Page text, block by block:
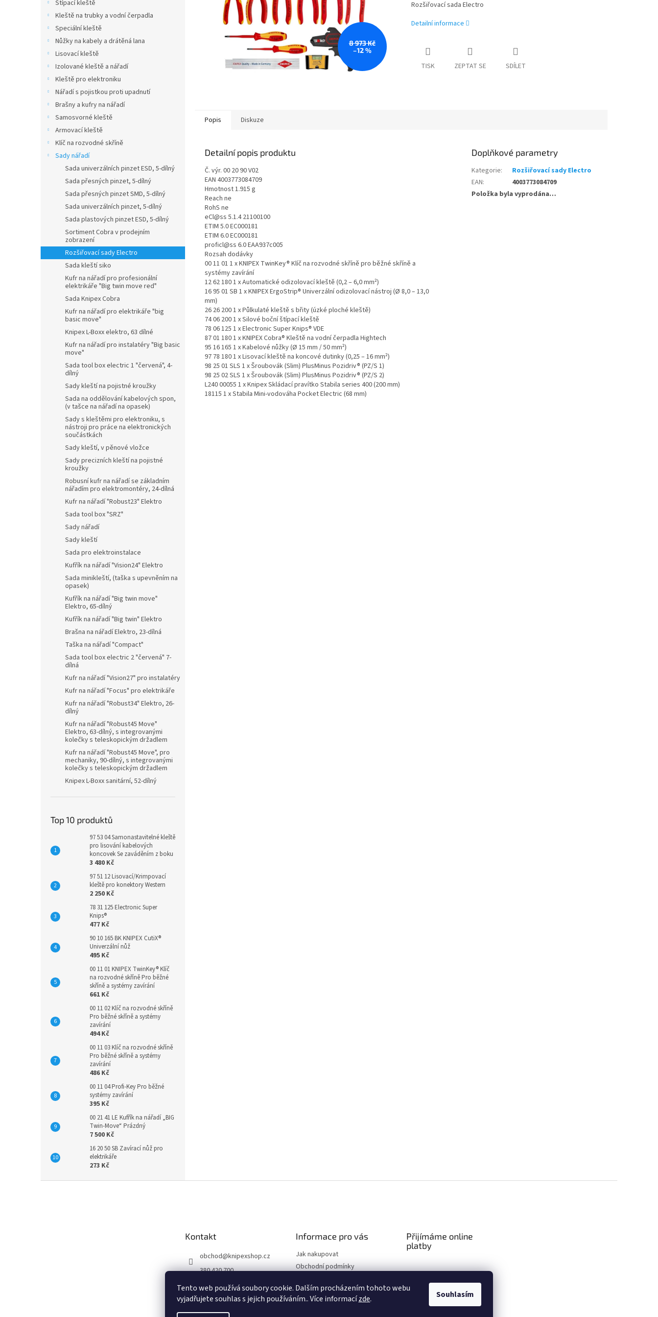
Tento web používá soubory cookie. Dalším procházením tohoto webu
vyjadřujete souhlas s jejich používáním.. Více informacízde. Souhlasím
Štípací kleště
Kleště na trubky a vodní čerpadla
Speciální kleště
Nůžky na kabely a drátěná lana
Lisovací kleště
Izolované kleště a nářadí
Kleště pro elektroniku
Nářadí s pojistkou proti upadnutí
Brašny a kufry na nářadí
Samosvorné kleště
Armovací kleště
Klíč na rozvodné skříně
Sady nářadí
Sada univerzálních pinzet ESD, 5-dílný
Sada přesných pinzet, 5-dílný
Sada přesných pinzet SMD, 5-dílný
Sada univerzálních pinzet, 5-dílný
Sada plastových pinzet ESD, 5-dílný
Sortiment Cobra v prodejním
zobrazení
Rozšiřovací sady Electro
Sada kleští siko
Kufr na nářadí pro profesionální
elektrikáře "Big twin move red"
Sada Knipex Cobra
Kufr na nářadí pro elektrikáře "big
basic move"
Knipex L-Boxx elektro, 63 dílné
Kufr na nářadí pro instalatéry "Big basic
move"
Sada tool box electric 1 "červená", 4-
dílný
Sady kleští na pojistné kroužky
Sada na oddělování kabelových spon,
(v tašce na nářadí na opasek)
Sady s kleštěmi pro elektroniku, s
nástroji pro práce na elektronických
součástkách
Sady kleští, v pěnové vložce
Sady precizních kleští na pojistné
kroužky
Robusní kufr na nářadí se základním
nářadím pro elektromontéry, 24-dílná
Kufr na nářadí "Robust23" Elektro
Sada tool box "SRZ"
Sady nářadí
Sady kleští
Sada pro elektroinstalace
Kufřík na nářadí "Vision24" Elektro
Sada minikleští, (taška s upevněním na
opasek)
Kufřík na nářadí "Big twin move"
Elektro, 65-dílný
Kufřík na nářadí "Big twin" Elektro
Brašna na nářadí Elektro, 23-dílná
Taška na nářadí "Compact"
Sada tool box electric 2 "červená" 7-
dílná
Kufr na nářadí "Vision27" pro instalatéry
Kufr na nářadí "Focus" pro elektrikáře
Kufr na nářadí "Robust34" Elektro, 26-
dílný
Kufr na nářadí "Robust45 Move"
Elektro, 63-dílný, s integrovanými
kolečky s teleskopickým držadlem
Kufr na nářadí "Robust45 Move", pro
mechaniky, 90-dílný, s integrovanými
kolečky s teleskopickým držadlem
Knipex L-Boxx sanitární, 52-dílný
Top 10 produktů
97 53 04 Samonastavitelné kleště
pro lisování kabelových
koncovek Se zaváděním z boku
3 480 Kč
97 51 12 Lisovací/Krimpovací
kleště pro konektory Western
2 250 Kč
78 31 125 Electronic Super
Knips®
477 Kč
90 10 165 BK KNIPEX CutiX®
Univerzální nůž
495 Kč
00 11 01 KNIPEX TwinKey® Klíč
na rozvodné skříně Pro běžné
skříně a systémy zavírání
661 Kč
00 11 02 Klíč na rozvodné skříně
Pro běžné skříně a systémy
zavírání
494 Kč
00 11 03 Klíč na rozvodné skříně
Pro běžné skříně a systémy
zavírání
486 Kč
00 11 04 Profi-Key Pro běžné
systémy zavírání
395 Kč
00 21 41 LE Kufřík na nářadí „BIG
Twin-Move“ Prázdný
7 500 Kč
16 20 50 SB Zavírací nůž pro
elektrikáře
273 Kč
8 973 Kč
–12 %
Rozšiřovací sada Electro
Detailní informace
TISK ZEPTAT SE SDÍLET
Popis Diskuze
Detailní popis produktu
Č. výr. 00 20 90 V02
EAN 4003773084709
Hmotnost 1.915 g
Reach ne
RohS ne
eCl@ss 5.1.4 21100100
ETIM 5.0 EC000181
ETIM 6.0 EC000181
proficl@ss 6.0 EAA937c005
Rozsah dodávky
00 11 01 1 x KNIPEX TwinKey® Klíč na rozvodné skříně pro běžné skříně a
systémy zavírání
12 62 180 1 x Automatické odizolovací kleště (0,2 – 6,0 mm²)
16 95 01 SB 1 x KNIPEX ErgoStrip® Univerzální odizolovací nástroj (Ø 8,0 – 13,0
mm)
26 26 200 1 x Půlkulaté kleště s břity (úzké ploché kleště)
74 06 200 1 x Silové boční štípací kleště
78 06 125 1 x Electronic Super Knips® VDE
87 01 180 1 x KNIPEX Cobra® Kleště na vodní čerpadla Hightech
95 16 165 1 x Kabelové nůžky (Ø 15 mm / 50 mm²)
97 78 180 1 x Lisovací kleště na koncové dutinky (0,25 – 16 mm²)
98 25 01 SLS 1 x Šroubovák (Slim) PlusMinus Pozidriv® (PZ/S 1)
98 25 02 SLS 1 x Šroubovák (Slim) PlusMinus Pozidriv® (PZ/S 2)
L240 00055 1 x Knipex Skládací pravítko Stabila series 400 (200 mm)
18115 1 x Stabila Mini-vodováha Pocket Electric (68 mm)
Doplňkové parametry
Kategorie:
Rozšiřovací sady Electro
EAN:
4003773084709
Položka byla vyprodána…
Kontakt
obchod@knipexshop.cz
380 420 700
Informace pro vás
Jak nakupovat
Obchodní podmínky
údajů
Přijímáme online
platby